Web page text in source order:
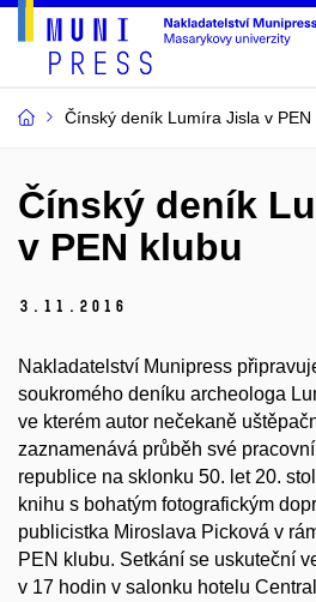
Čínský deník Lumíra Jisla v PEN
Čínský deník
v PEN klubu
3. 11. 2016
Nakladatelství Munipress
soukromého deníku archeologa
ve kterém autor nečekaně
zaznamenává průběh své
republice na sklonku 50. let 20.
knihu s bohatým fotografickým
publicistka Miroslava Picková v
PEN klubu. Setkání se uskuteční
v 17 hodin v salonku hotelu